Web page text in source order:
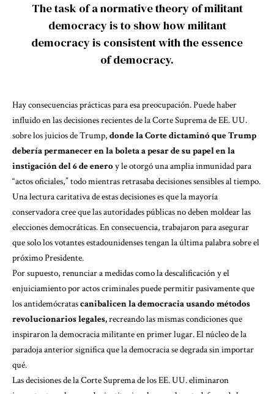
The task of a normative theory of militant
democracy is to show how militant
democracy is consistent with the essence
of democracy.
Hay consecuencias prácticas para esa preocupación. Puede haber
influido en las decisiones recientes de la Corte Suprema de EE. UU.
sobre los juicios de Trump, donde la Corte dictaminó que Trump
debería permanecer en la boleta a pesar de su papel en la
instigación del 6 de eneroy le otorgó una amplia inmunidad para
“actos oficiales,” todo mientras retrasaba decisiones sensibles al tiempo.
Una lectura caritativa de estas decisiones es que la mayoría
conservadora cree que las autoridades públicas no deben moldear las
elecciones democráticas. En consecuencia, trabajaron para asegurar
que solo los votantes estadounidenses tengan la última palabra sobre el
próximo Presidente.
Por supuesto, renunciar a medidas como la descalificación y el
enjuiciamiento por actos criminales puede permitir pasivamente que
los antidemócratascanibalicen la democracia usando métodos
revolucionarios legales,recreando las mismas condiciones que
inspiraron la democracia militante en primer lugar. El núcleo de la
paradoja anterior significa que la democracia se degrada sin importar
qué.
Las decisiones de la Corte Suprema de los EE. UU. eliminaron